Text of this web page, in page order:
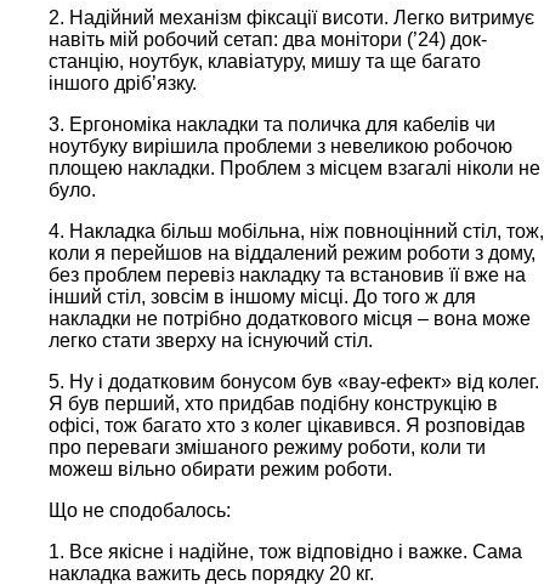
2. Надійний механізм фіксації висоти. Легко витримує
навіть мій робочий сетап: два монітори (’24) док-
станцію, ноутбук, клавіатуру, мишу та ще багато
іншого дріб’язку.
3. Ергономіка накладки та поличка для кабелів чи
ноутбуку вирішила проблеми з невеликою робочою
площею накладки. Проблем з місцем взагалі ніколи не
було.
4. Накладка більш мобільна, ніж повноцінний стіл, тож,
коли я перейшов на віддалений режим роботи з дому,
без проблем перевіз накладку та встановив її вже на
інший стіл, зовсім в іншому місці. До того ж для
накладки не потрібно додаткового місця – вона може
легко стати зверху на існуючий стіл.
5. Ну і додатковим бонусом був «вау-ефект» від колег.
Я був перший, хто придбав подібну конструкцію в
офісі, тож багато хто з колег цікавився. Я розповідав
про переваги змішаного режиму роботи, коли ти
можеш вільно обирати режим роботи.
Що не сподобалось:
1. Все якісне і надійне, тож відповідно і важке. Сама
накладка важить десь порядку 20 кг.